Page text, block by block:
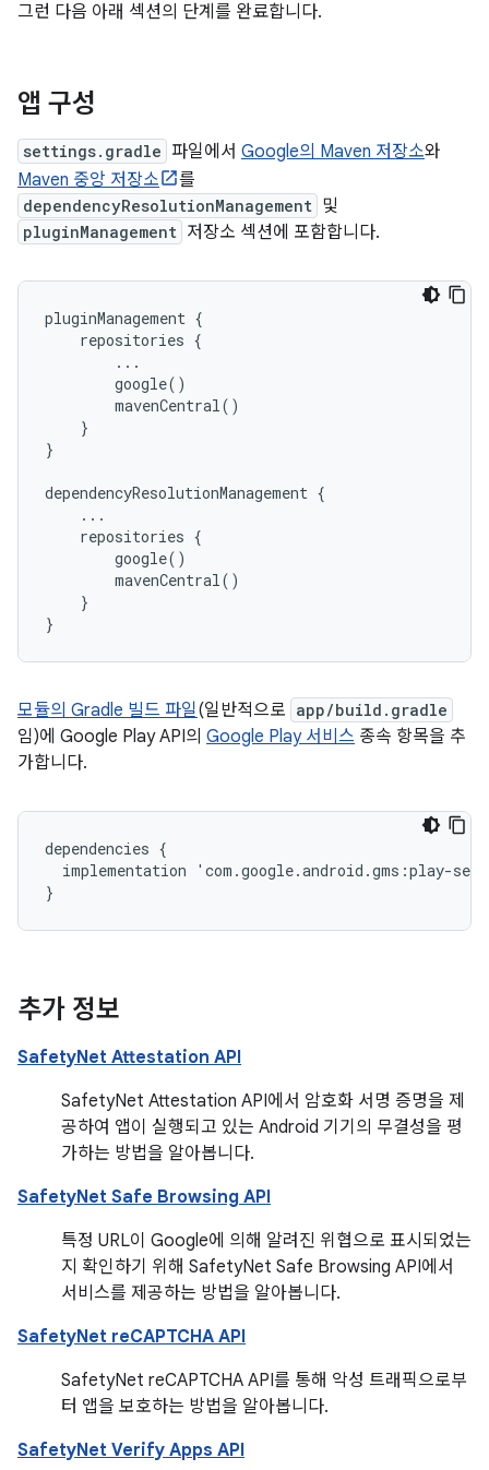
그런 다음 아래 섹션의 단계를 완료합니다.
앱 구성
settings.gradle 파일에서 Google의 Maven 저장소와
Maven 중앙 저장소
를
dependencyResolutionManagement 및
pluginManagement 저장소 섹션에 포함합니다.
pluginManagement {
    repositories {
        ...
        google()
        mavenCentral()
    }
}
dependencyResolutionManagement {
    ...
    repositories {
        google()
        mavenCentral()
    }
모듈의 Gradle 빌드 파일(일반적으로 app/build.gradle
임)에 Google Play API의 Google Play 서비스 종속 항목을 추
가합니다.
dependencies {
implementation
' com .google.android .gms :play-
}
추가 정보
SafetyNet Attestation API
SafetyNet Attestation API에서 암호화 서명 증명을 제
공하여 앱이 실행되고 있는 Android 기기의 무결성을 평
가하는 방법을 알아봅니다.
SafetyNet Safe Browsing API
특정 URL이 Google에 의해 알려진 위협으로 표시되었는
지 확인하기 위해 SafetyNet Safe Browsing API에서
서비스를 제공하는 방법을 알아봅니다.
SafetyNet reCAPTCHA API
SafetyNet reCAPTCHA API를 통해 악성 트래픽으로부
터 앱을 보호하는 방법을 알아봅니다.
SafetyNet Verify Apps API